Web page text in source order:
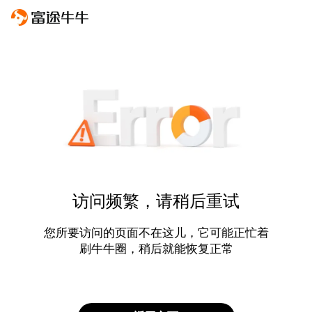
访问频繁，请稍后重试
您所要访问的页面不在这儿，它可能正忙着
刷牛牛圈，稍后就能恢复正常